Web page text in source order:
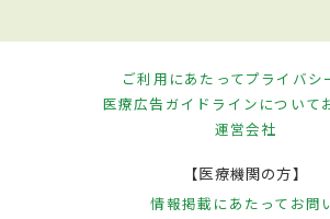
ご利用にあたってプライバシ
医療広告ガイドラインについて
運営会社
【医療機関の方】
情報掲載にあたって お問